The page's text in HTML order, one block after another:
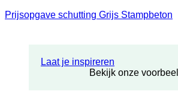
Laat je inspireren
Bekijk onze
Prijsopgave schutting Grijs Stampbeton